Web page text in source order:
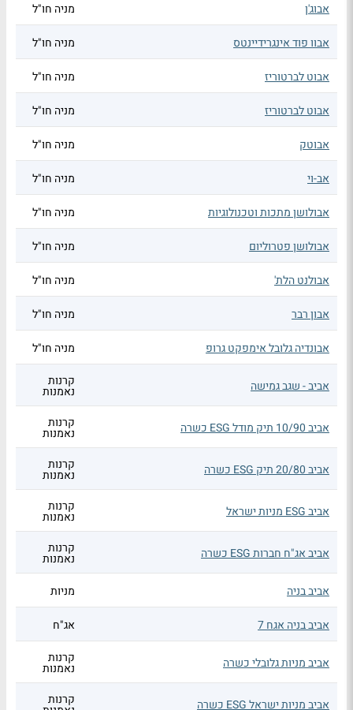
אבוג'ן מניה חו"ל
אבוו פוד אינגרידיינטס מניה חו"ל
אבוט לברטוריז מניה חו"ל
אבוט לברטוריז מניה חו"ל
אבוטק מניה חו"ל
אב-וי מניה חו"ל
אבולושן מתכות וטכנולוגיות מניה חו"ל
אבולושן פטרוליום מניה חו"ל
אבולנט הלת' מניה חו"ל
אבון רבר מניה חו"ל
אבונדיה גלובל אימפקט גרופ מניה חו"ל
אביב - שגב גמישה קרנות
נאמנות
אביב 10/90 תיק מודל ESG כשרה קרנות
נאמנות
אביב 20/80 תיק ESG כשרה קרנות
נאמנות
אביב ESG מניות ישראל קרנות
נאמנות
אביב אג"ח חברות ESG כשרה קרנות
נאמנות
אביב בניה
מניות
אביב בניה אגח 7 אג"ח
אביב מניות גלובלי כשרה קרנות
נאמנות
אביב מניות ישראל ESG כשרה קרנות